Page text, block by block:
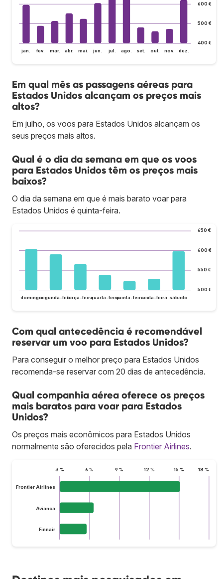
400 €
500 €
600 €
jan. fev. mar. abr. mai. jun. jul. ago. set. out. nov. dez.
Em qual mês as passagens aéreas para
Estados Unidos alcançam os preços mais
altos?
Em julho, os voos para Estados Unidos alcançam os
seus preços mais altos.
Qual é o dia da semana em que os voos
para Estados Unidos têm os preços mais
baixos?
O dia da semana em que é mais barato voar para
Estados Unidos é quinta-feira.
500 €
550 €
600 €
650 €
domingosegunda-feiraterça-feiraquarta-feiraquinta-feirasexta-feira sábado
Com qual antecedência é recomendável
reservar um voo para Estados Unidos?
Para conseguir o melhor preço para Estados Unidos
recomenda-se reservar com 20 dias de antecedência.
Qual companhia aérea oferece os preços
mais baratos para voar para Estados
Unidos?
Os preços mais econômicos para Estados Unidos
normalmente são oferecidos pela Frontier Airlines.
3 % 6 % 9 % 12 % 15 % 18 %
Frontier Airlines
Avianca
Finnair